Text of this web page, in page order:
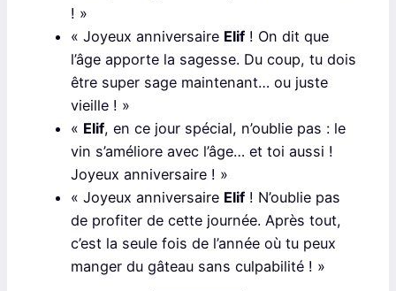
! »
« Joyeux anniversaire Elif ! On dit que
l’âge apporte la sagesse. Du coup, tu dois
être super sage maintenant… ou juste
vieille ! »
« Elif, en ce jour spécial, n’oublie pas : le
vin s’améliore avec l’âge… et toi aussi !
Joyeux anniversaire ! »
« Joyeux anniversaire Elif ! N’oublie pas
de profiter de cette journée. Après tout,
c’est la seule fois de l’année où tu peux
manger du gâteau sans culpabilité ! »